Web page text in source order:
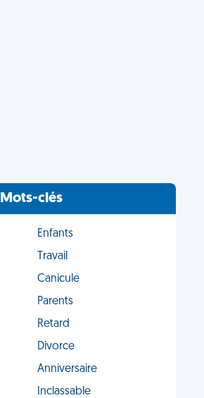
Mots-clés
Enfants
Travail
Canicule
Parents
Retard
Divorce
Anniversaire
Inclassable